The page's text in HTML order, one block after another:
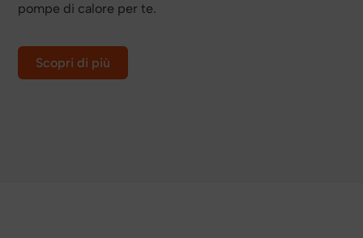
pompe di calore per te.
Scopri di più